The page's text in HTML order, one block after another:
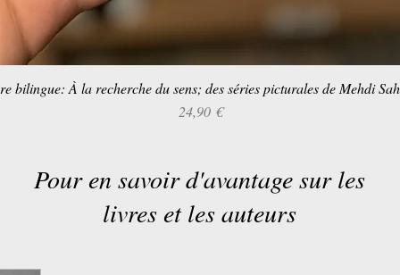
Aperçu rapide
bilingue: À la recherche du sens; des séries picturales de Mehdi
Prix
24,90 €
Pour en savoir d'avantage sur les
livres et les auteurs